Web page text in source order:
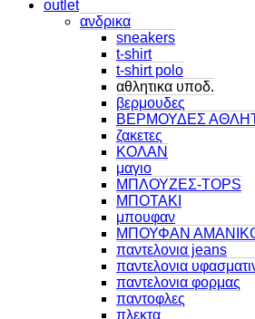
outlet
ανδρικα
sneakers
t-shirt
t-shirt polo
αθλητικα υποδ.
βερμουδες
ΒΕΡΜΟΥΔΕΣ
ζακετες
ΚΟΛΑΝ
μαγιο
ΜΠΛΟΥΖΕΣ-TOPS
ΜΠΟΤΑΚΙ
μπουφαν
ΜΠΟΥΦΑΝ
παντελονια jeans
παντελονια
παντελονια φορμας
παντοφλες
πλεκτα